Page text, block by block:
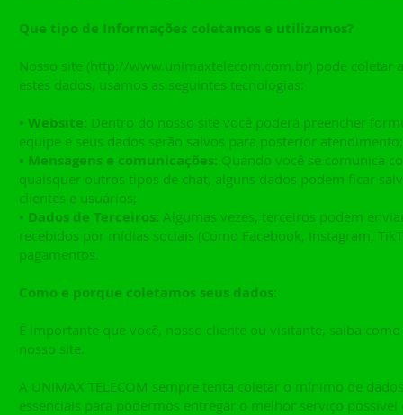
Que tipo de Informações coletamos e utilizamos?
Nosso site (http://www.unimaxtelecom.com.br) pode coletar
estes dados, usamos as seguintes tecnologias:
• Website: Dentro do nosso site você poderá preencher
equipe e seus dados serão salvos para posterior atendimento;
• Mensagens e comunicações: Quando você se comunica
quaisquer outros tipos de chat, alguns dados podem ficar
clientes e usuários;
• Dados de Terceiros: Algumas vezes, terceiros podem
recebidos por mídias sociais (Como Facebook, Instagram,
pagamentos.
Como e porque coletamos seus dados:
É importante que você, nosso cliente ou visitante, saiba
nosso site.
A UNIMAX TELECOM sempre tenta coletar o mínimo de
essenciais para podermos entregar o melhor serviço